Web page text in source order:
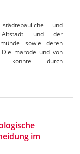
und
Altstadt und der
sowie deren
Die marode und von
konnte durch
im